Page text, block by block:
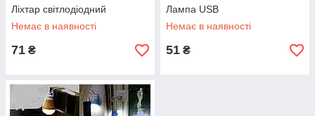
Ліхтар світлодіодний
Немає в наявності
71 ₴
Лампа USB
Немає в наявності
51 ₴